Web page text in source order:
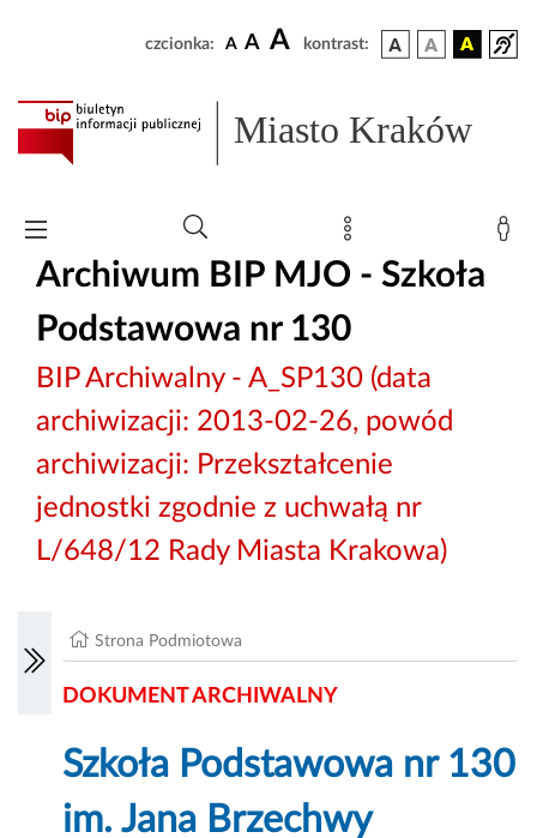
czcionka: A A A kontrast:
Miasto Kraków
Archiwum BIP MJO - Szkoła
Podstawowa nr 130
BIP Archiwalny - A_SP130 (data
archiwizacji: 2013-02-26, powód
archiwizacji: Przekształcenie
jednostki zgodnie z uchwałą nr
L/648/12 Rady Miasta Krakowa)
Strona Podmiotowa
DOKUMENT ARCHIWALNY
Szkoła Podstawowa nr 130
im. Jana Brzechwy